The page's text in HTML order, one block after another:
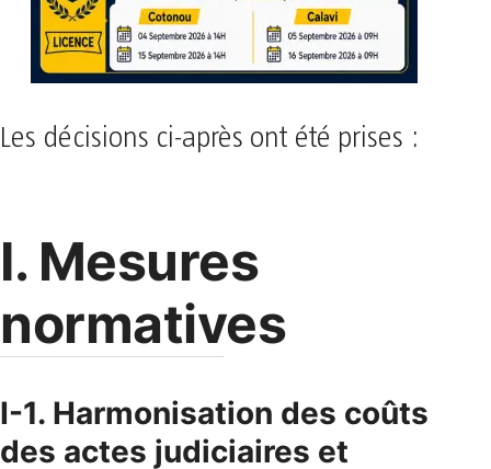
Les décisions ci-après ont été prises :
I. Mesures
normatives
I-1. Harmonisation des coûts
des actes judiciaires et